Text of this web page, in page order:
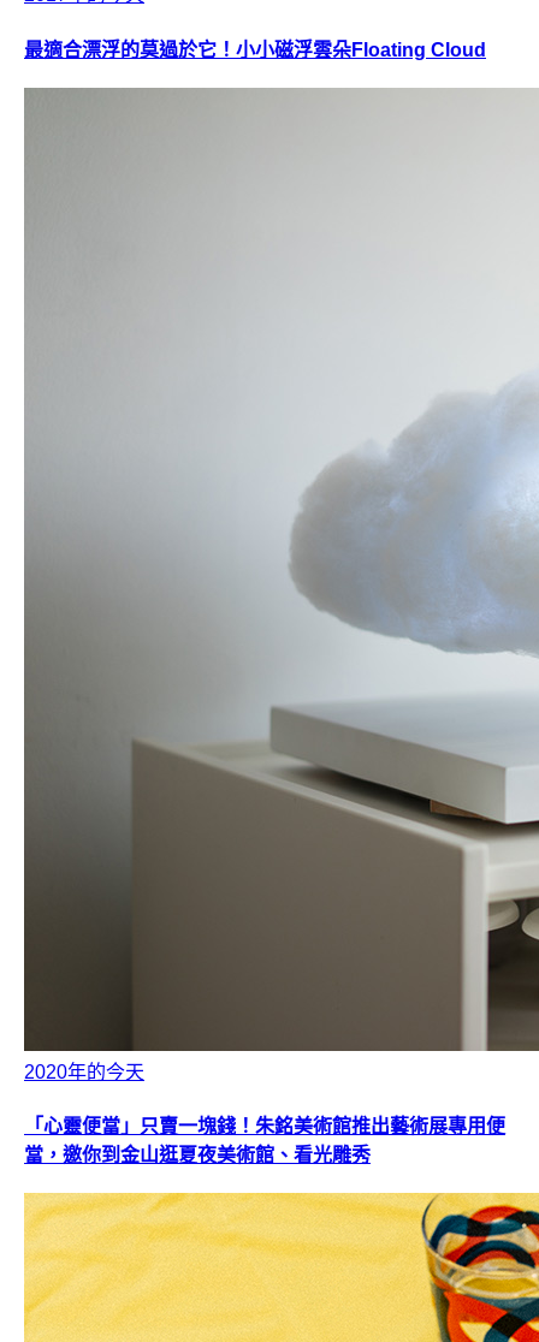
最適合漂浮的莫過於它！小小磁浮雲朵Floating Cloud
2020年的今天
「心靈便當」只賣一塊錢！朱銘美術館推出藝術展專用便
當，邀你到金山逛夏夜美術館、看光雕秀